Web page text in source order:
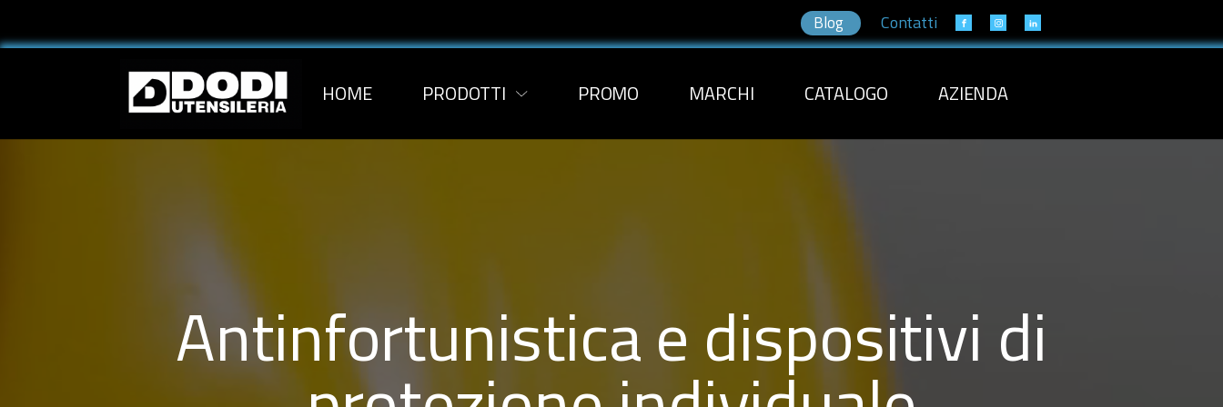
Blog Contatti
HOME PRODOTTI PROMO MARCHI CATALOGO AZIENDA
Antinfortunistica e dispositivi di